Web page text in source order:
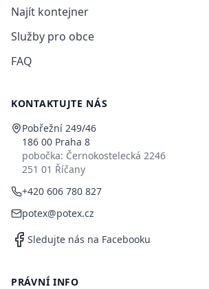
Najít kontejner
Služby pro obce
FAQ
KONTAKTUJTE NÁS
Pobřežní 249/46
186 00 Praha 8
pobočka: Černokostelecká 2246
251 01 Říčany
+420 606 780 827
potex@potex.cz
Sledujte nás na Facebooku
PRÁVNÍ INFO